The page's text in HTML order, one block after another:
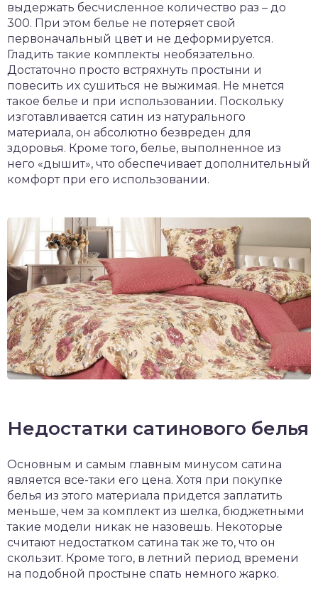
выдержать бесчисленное количество раз – до
300. При этом белье не потеряет свой
первоначальный цвет и не деформируется.
Гладить такие комплекты необязательно.
Достаточно просто встряхнуть простыни и
повесить их сушиться не выжимая. Не мнется
такое белье и при использовании. Поскольку
изготавливается сатин из натурального
материала, он абсолютно безвреден для
здоровья. Кроме того, белье, выполненное из
него «дышит», что обеспечивает дополнительный
комфорт при его использовании.
Недостатки сатинового белья
Основным и самым главным минусом сатина
является все-таки его цена. Хотя при покупке
белья из этого материала придется заплатить
меньше, чем за комплект из шелка, бюджетными
такие модели никак не назовешь. Некоторые
считают недостатком сатина так же то, что он
скользит. Кроме того, в летний период времени
на подобной простыне спать немного жарко.